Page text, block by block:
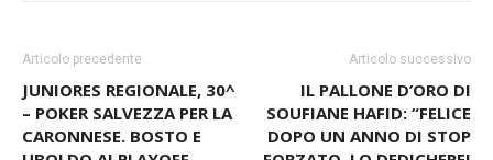
Articolo precedente
JUNIORES REGIONALE, 30^
– POKER SALVEZZA PER LA
Articolo successivo
IL PALLONE D’ORO DI
SOUFIANE HAFID: “FELICE